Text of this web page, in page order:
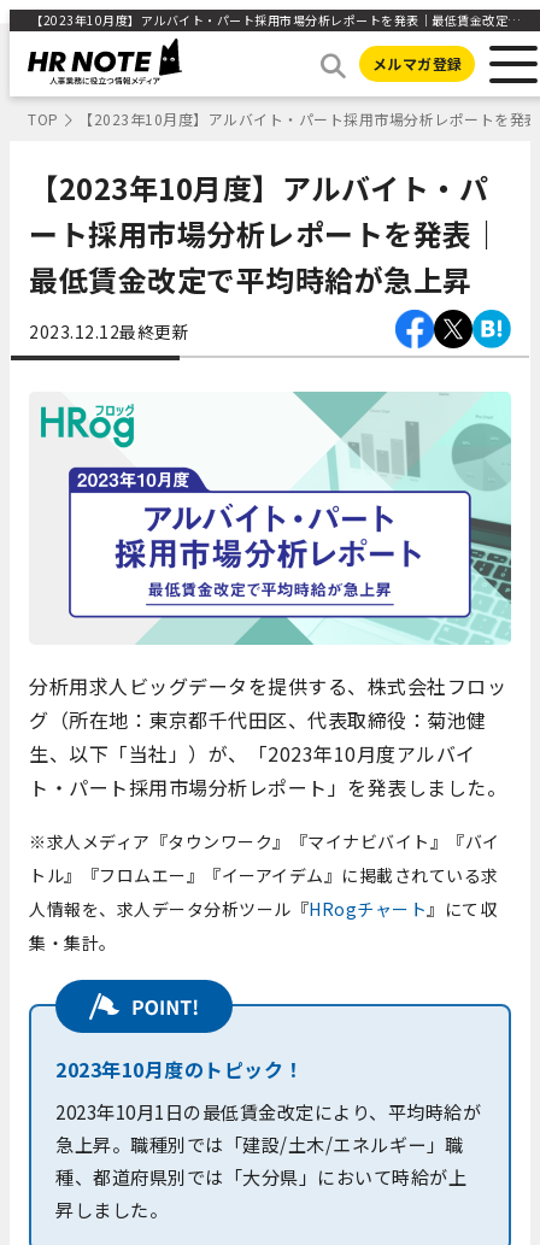
【2023年10月度】アルバイト・パート採用市場分析レポートを発表｜最低賃金改定で平均時給が急上昇 ｜HR NOTE
メルマガ登録
TOP 【2023年10月度】アルバイト・パート採用市場分析レポートを発
【2023年10月度】アルバイト・パ
ート採用市場分析レポートを発表｜
最低賃金改定で平均時給が急上昇
2023.12.12最終更新
分析用求人ビッグデータを提供する、株式会社フロッ
グ（所在地：東京都千代田区、代表取締役：菊池健
生、以下「当社」）が、「2023年10月度アルバイ
ト・パート採用市場分析レポート」を発表しました。
※求人メディア『タウンワーク』『マイナビバイト』『バイ
トル』『フロムエー』『イーアイデム』に掲載されている求
人情報を、求人データ分析ツール『HRogチャート 』にて収
集・集計。
2023年10月度のトピック！
2023年10月1日の最低賃金改定により、平均時給が
急上昇。職種別では「建設/土木/エネルギー」職
種、都道府県別では「大分県」において時給が上
昇しました。